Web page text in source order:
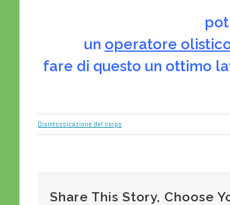
un operatore
fare di questo un ottimo
Disintossicazione del corpo
Share This Story, Choose